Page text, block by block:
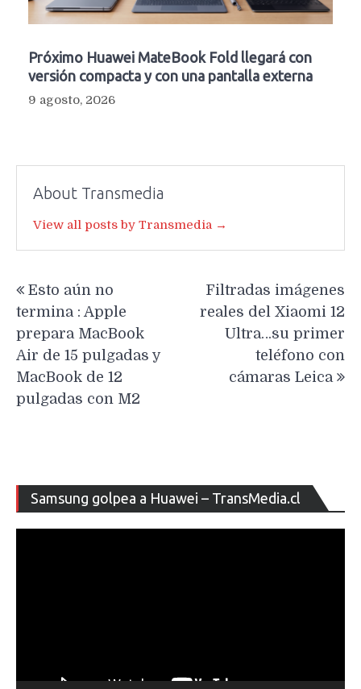
Próximo Huawei MateBook Fold llegará con
versión compacta y con una pantalla externa
9 agosto, 2026
About Transmedia
View all posts by Transmedia →
de
entradas
Esto aún no
termina : Apple
prepara MacBook
Air de 15 pulgadas y
MacBook de 12
pulgadas con M2
Filtradas imágenes
reales del Xiaomi 12
Ultra…su primer
teléfono con
cámaras Leica
Samsung golpea a Huawei – TransMedia.cl
de